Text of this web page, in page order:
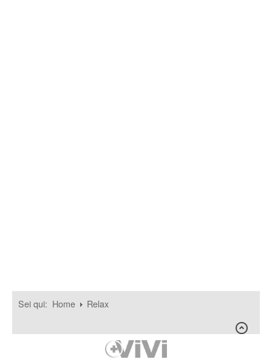
Sei qui: Home Relax